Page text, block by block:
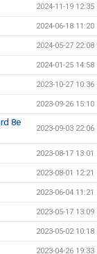
2024-11-19 12:35
2024-06-18 11:20
2024-05-27 22:08
2024-01-25 14:58
2023-10-27 10:36
2023-09-26 15:10
8e
2023-09-03 22:06
2023-08-17 13:01
2023-08-01 12:21
2023-06-04 11:21
2023-05-17 13:09
2023-05-02 10:18
2023-04-26 19:33